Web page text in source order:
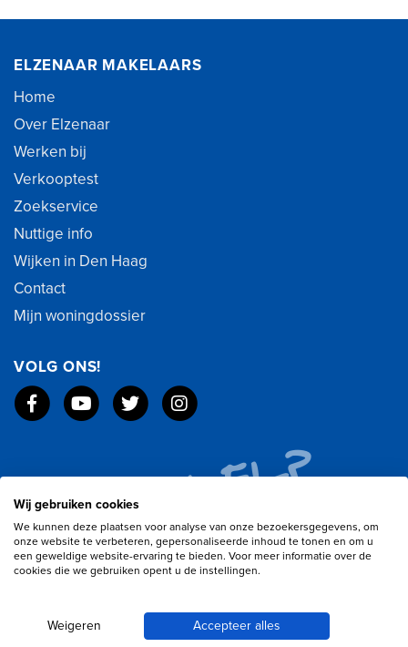
ELZENAAR MAKELAARS
Home
Over Elzenaar
Werken bij
Verkooptest
Zoekservice
Nuttige info
Wijken in Den Haag
Contact
Mijn woningdossier
VOLG ONS!
Wij gebruiken cookies
We kunnen deze plaatsen voor analyse van onze bezoekersgegevens, om
onze website te verbeteren, gepersonaliseerde inhoud te tonen en om u
een geweldige website-ervaring te bieden. Voor meer informatie over de
cookies die we gebruiken opent u de instellingen.
Weigeren Accepteer alles